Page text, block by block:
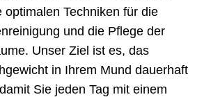
optimalen Techniken für die
und die Pflege der
Unser Ziel ist es, das
in Ihrem Mund dauerhaft
Sie jeden Tag mit einem